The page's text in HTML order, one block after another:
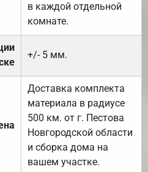
в каждой отдельной
комнате.
+/- 5 мм.
Доставка комплекта
материала в радиусе
500 км. от г. Пестова
Новгородской области
и сборка дома на
вашем участке.